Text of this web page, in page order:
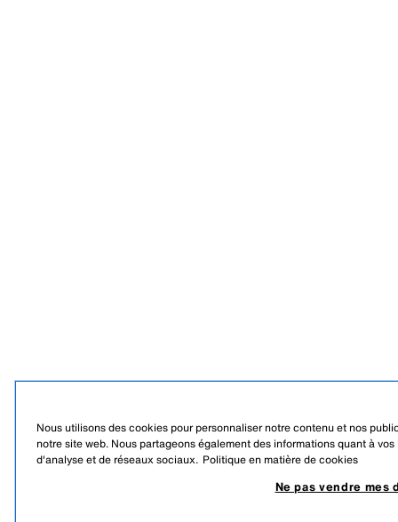
Nous utilisons des cookies pour personnaliser notre contenu et nos
notre site web. Nous partageons également des informations quant à
d'analyse et de réseaux sociaux. Politique en matière de cookies
Ne pas vendre mes